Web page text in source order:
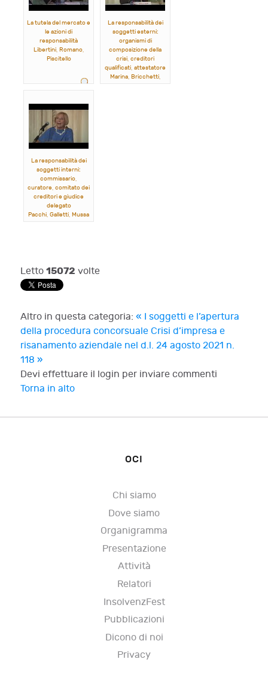
La tutela del mercato e
le azioni di
responsabilità
Libertini, Romano,
Piscitello
La responsabilità dei
soggetti esterni:
organismi di
composizione della
crisi, creditori
qualificati, attestatore
Marina, Bricchetti,
La responsabilità dei
soggetti interni:
commissario,
curatore, comitato dei
creditori e giudice
delegato
Pacchi, Galletti, Mussa
Letto 15072 volte
Altro in questa categoria: « I soggetti e l’apertura
della procedura concorsuale Crisi d’impresa e
risanamento aziendale nel d.l. 24 agosto 2021 n.
118 »
Devi effettuare il login per inviare commenti
Torna in alto
OCI
Chi siamo
Dove siamo
Organigramma
Presentazione
Attività
Relatori
InsolvenzFest
Pubblicazioni
Dicono di noi
Privacy